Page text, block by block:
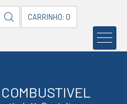
CARRINHO: 0